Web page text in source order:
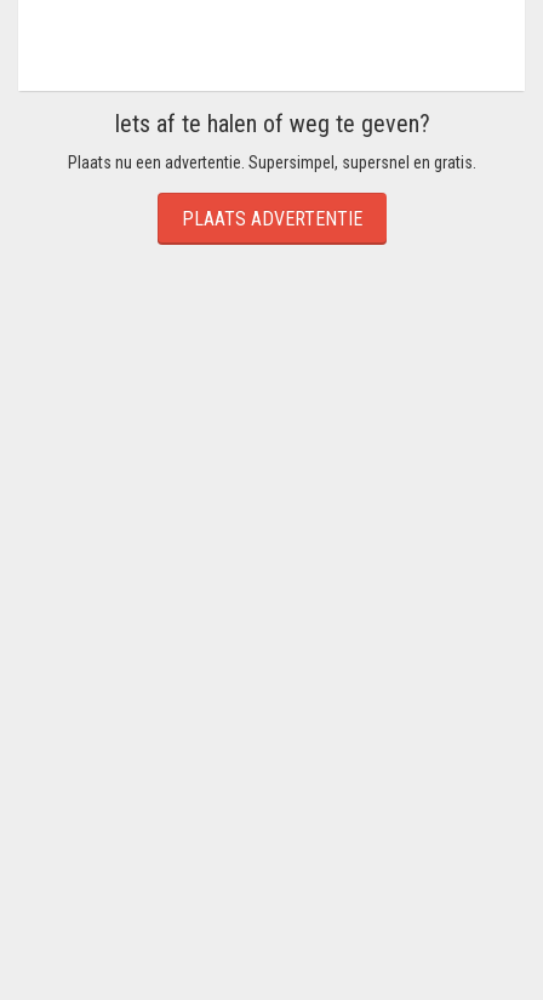
Iets af te halen of weg te geven?
Plaats nu een advertentie. Supersimpel, supersnel en gratis.
PLAATS ADVERTENTIE